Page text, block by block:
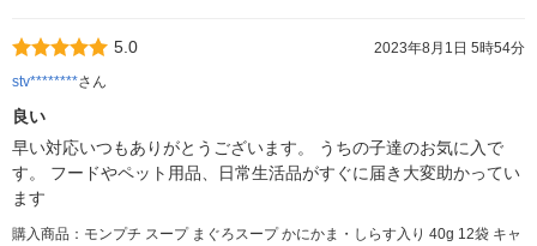
5.0
2023年8月1日 5時54分
stv********さん
良い
早い対応いつもありがとうございます。 うちの子達のお気に入で
す。 フードやペット用品、日常生活品がすぐに届き大変助かってい
ます
購入商品：モンプチ スープ まぐろスープ かにかま・しらす入り 40g 12袋 キャ